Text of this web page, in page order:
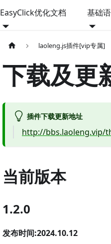
EasyClick优化文档 基础
laoleng.js插件[vip专属]
下载及更
插件下载更新地址
http://bbs.laoleng.vip/
当前版本
1.2.0
发布时间:2024.10.12